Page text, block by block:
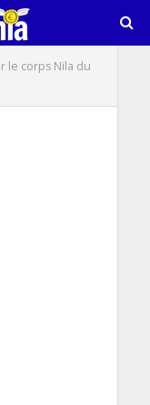
le corps Nila du